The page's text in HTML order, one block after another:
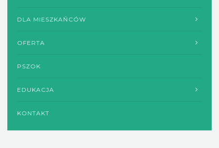
DLA MIESZKAŃCÓW
OFERTA
PSZOK
EDUKACJA
KONTAKT